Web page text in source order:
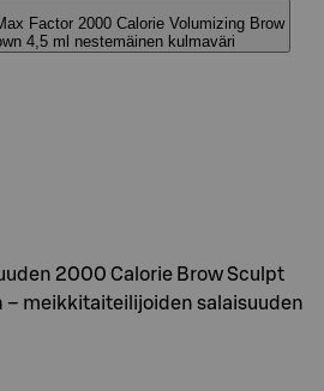
Factor 2000 Calorie Volumizing Brow
4,5 ml nestemäinen kulmaväri
2000 Calorie Brow Sculpt
– meikkitaiteilijoiden salaisuuden